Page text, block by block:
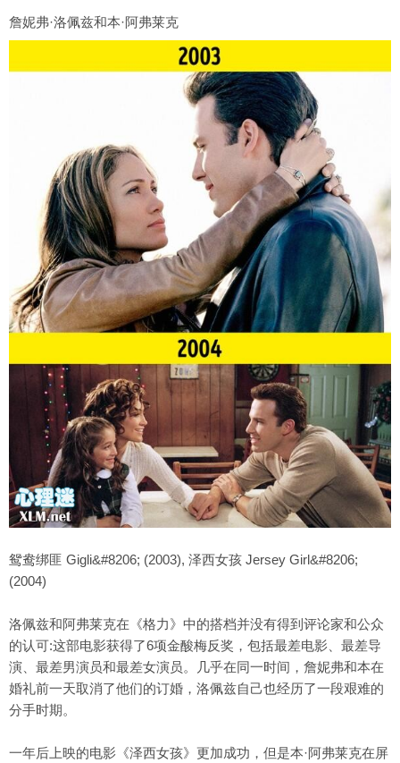
詹妮弗·洛佩兹和本·阿弗莱克
鸳鸯绑匪 Gigli&#8206; (2003), 泽西女孩 Jersey Girl&#8206;
(2004)
洛佩兹和阿弗莱克在《格力》中的搭档并没有得到评论家和公众
的认可:这部电影获得了6项金酸梅反奖，包括最差电影、最差导
演、最差男演员和最差女演员。几乎在同一时间，詹妮弗和本在
婚礼前一天取消了他们的订婚，洛佩兹自己也经历了一段艰难的
分手时期。
一年后上映的电影《泽西女孩》更加成功，但是本·阿弗莱克在屏